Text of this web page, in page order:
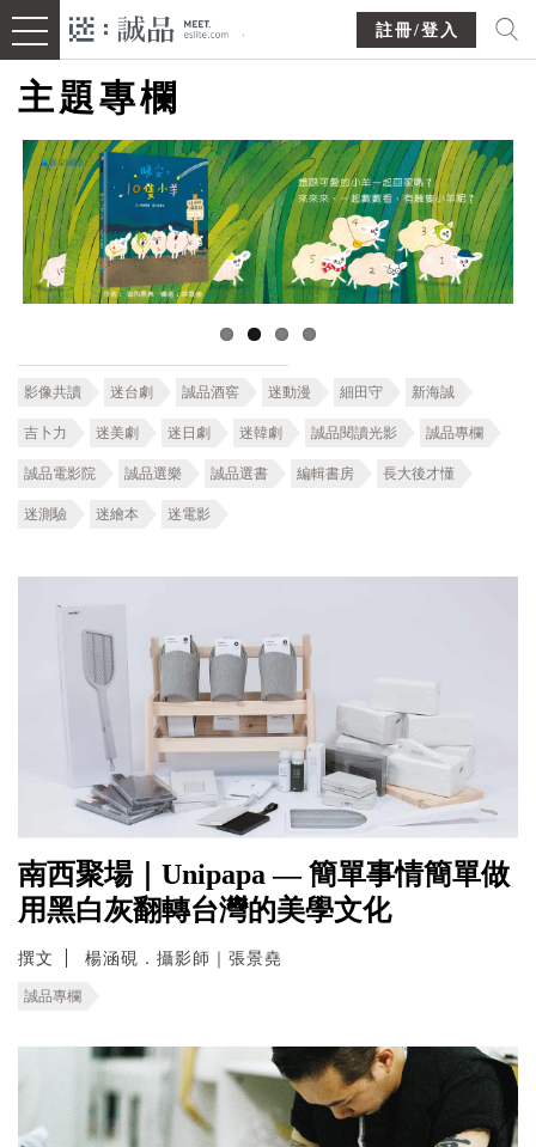
註冊/登入
主題專欄
影像共讀 迷台劇 誠品酒窖 迷動漫 細田守 新海誠
吉卜力 迷美劇 迷日劇 迷韓劇 誠品閱讀光影 誠品專欄
誠品電影院 誠品選樂 誠品選書 編輯書房 長大後才懂
迷測驗 迷繪本 迷電影
南西聚場｜Unipapa — 簡單事情簡單做
用黑白灰翻轉台灣的美學文化
撰文 楊涵硯．攝影師｜張景堯
誠品專欄